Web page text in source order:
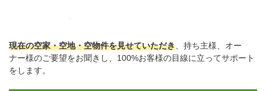
現在の空家・空地・空物件を見せていただき、持ち主様、オー
ナー様のご要望をお聞きし、100%お客様の目線に立ってサポート
をします。